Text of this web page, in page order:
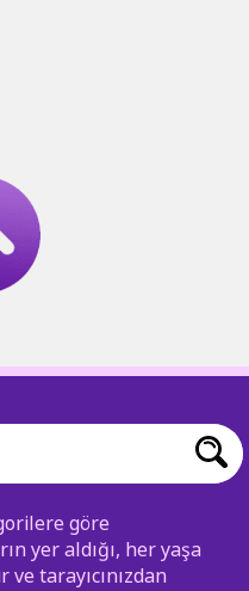
göre
yer aldığı, her yaşa
tarayıcınızdan